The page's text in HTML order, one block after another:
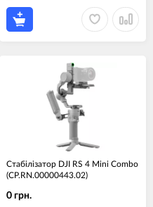
Стабілізатор DJI RS 4 Mini Combo
(CP.RN.00000443.02)
0 грн.